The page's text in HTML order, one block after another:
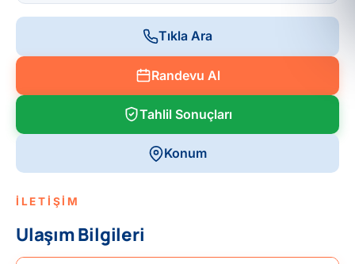
Tıkla Ara
Randevu Al
Tahlil Sonuçları
Konum
İLETİŞİM
Ulaşım Bilgileri